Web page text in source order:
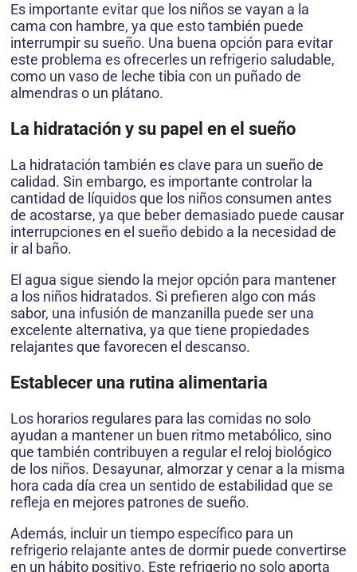
Es importante evitar que los niños se vayan a la
cama con hambre, ya que esto también puede
interrumpir su sueño. Una buena opción para evitar
este problema es ofrecerles un refrigerio saludable,
como un vaso de leche tibia con un puñado de
almendras o un plátano.
La hidratación y su papel en el sueño
La hidratación también es clave para un sueño de
calidad. Sin embargo, es importante controlar la
cantidad de líquidos que los niños consumen antes
de acostarse, ya que beber demasiado puede causar
interrupciones en el sueño debido a la necesidad de
ir al baño.
El agua sigue siendo la mejor opción para mantener
a los niños hidratados. Si prefieren algo con más
sabor, una infusión de manzanilla puede ser una
excelente alternativa, ya que tiene propiedades
relajantes que favorecen el descanso.
Establecer una rutina alimentaria
Los horarios regulares para las comidas no solo
ayudan a mantener un buen ritmo metabólico, sino
que también contribuyen a regular el reloj biológico
de los niños. Desayunar, almorzar y cenar a la misma
hora cada día crea un sentido de estabilidad que se
refleja en mejores patrones de sueño.
Además, incluir un tiempo específico para un
refrigerio relajante antes de dormir puede convertirse
en un hábito positivo. Este refrigerio no solo aporta